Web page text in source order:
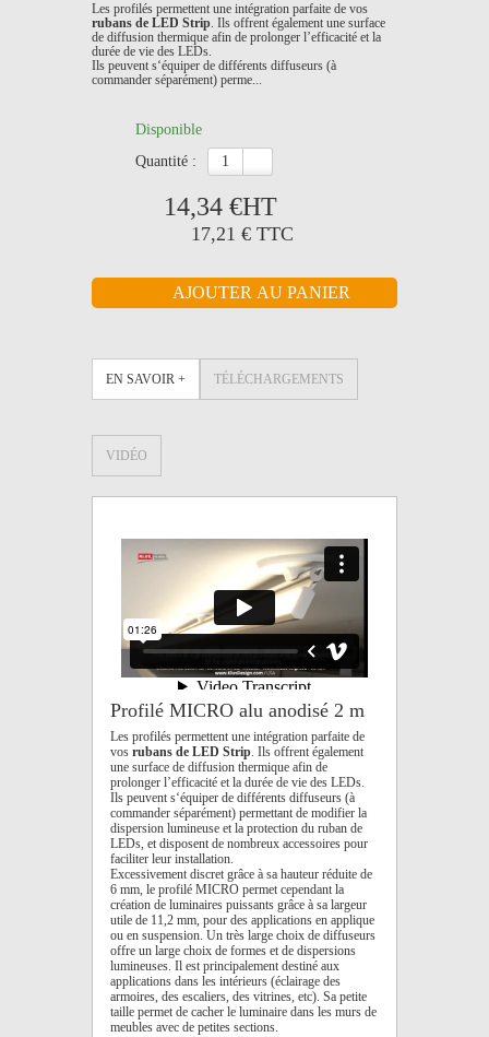
Les profilés permettent une intégration parfaite de vos
rubans de LED Strip. Ils offrent également une surface
de diffusion thermique afin de prolonger l’efficacité et la
durée de vie des LEDs.
Ils peuvent s‘équiper de différents diffuseurs (à
commander séparément) perme...
Disponible
quantité :
14,34 €HT
17,21 € TTC
EN SAVOIR + TÉLÉCHARGEMENTS
VIDÉO
Profilé MICRO alu anodisé 2 m
Les profilés permettent une intégration parfaite de
vos rubans de LED Strip. Ils offrent également
une surface de diffusion thermique afin de
prolonger l’efficacité et la durée de vie des LEDs.
Ils peuvent s‘équiper de différents diffuseurs (à
commander séparément) permettant de modifier la
dispersion lumineuse et la protection du ruban de
LEDs, et disposent de nombreux accessoires pour
faciliter leur installation.
Excessivement discret grâce à sa hauteur réduite de
6 mm, le profilé MICRO permet cependant la
création de luminaires puissants grâce à sa largeur
utile de 11,2 mm, pour des applications en applique
ou en suspension. Un très large choix de diffuseurs
offre un large choix de formes et de dispersions
lumineuses. Il est principalement destiné aux
applications dans les intérieurs (éclairage des
armoires, des escaliers, des vitrines, etc). Sa petite
taille permet de cacher le luminaire dans les murs de
meubles avec de petites sections.